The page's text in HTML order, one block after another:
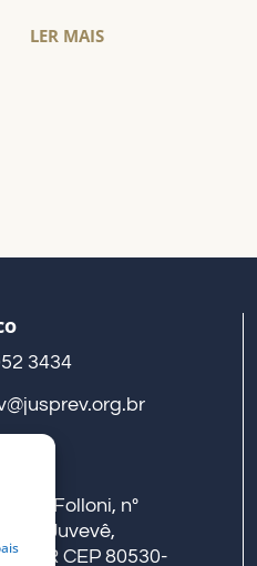
LER MAIS
3434
Folloni, nº
Juvevê,
– PR CEP 80530-